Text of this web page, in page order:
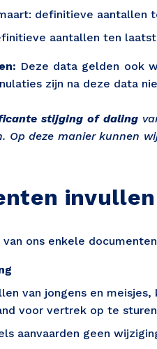
definitieve aantallen
aantallen ten
Deze data gelden ook
zijn na deze data
stijging of daling
Op deze manier kunnen
invullen
ons enkele
van jongens en
voor vertrek op te
aanvaarden geen